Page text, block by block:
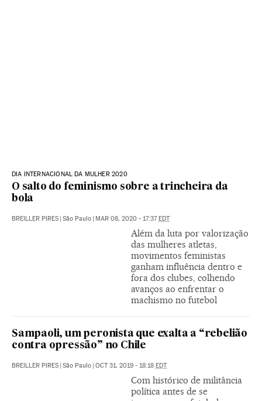
DIA INTERNACIONAL DA MULHER 2020
O salto do feminismo sobre a trincheira da
bola
BREILLER PIRES São Paulo MAR 08, 2020 - 17:37 EDT
Além da luta por valorização
das mulheres atletas,
movimentos feministas
ganham influência dentro e
fora dos clubes, colhendo
avanços ao enfrentar o
machismo no futebol
Sampaoli, um peronista que exalta a “rebelião
contra opressão” no Chile
BREILLER PIRES São Paulo OCT 31, 2019 - 18:18 EDT
Com histórico de militância
política antes de se